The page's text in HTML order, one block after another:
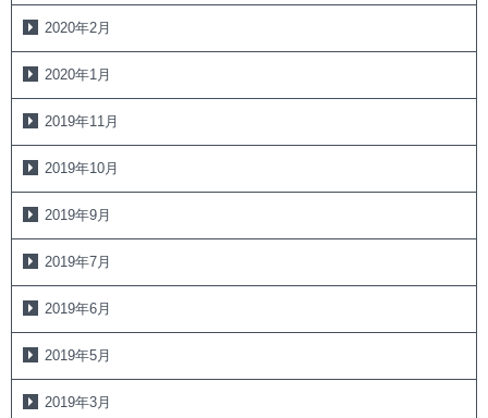
2020年2月
2020年1月
2019年11月
2019年10月
2019年9月
2019年7月
2019年6月
2019年5月
2019年3月